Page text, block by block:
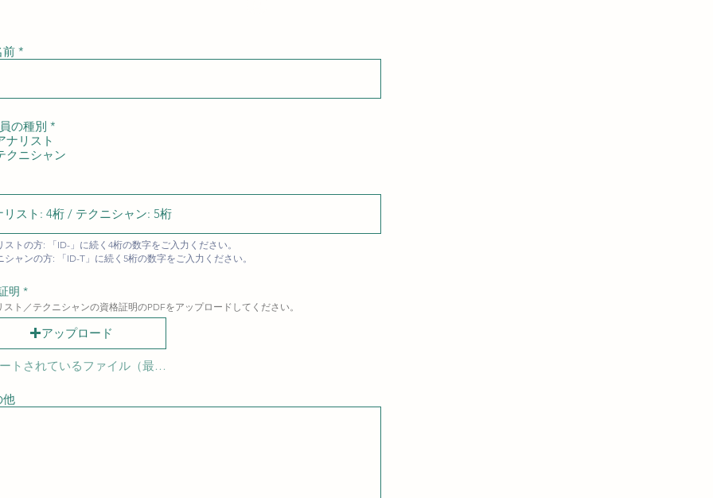
前
の種別 *
ナリスト
クニシャン
アップロード
サポートされているファイル（最大15MB）
他
ストの方: 「ID-」に続く4桁の数字をご入力ください。
シャンの方: 「ID-T」に続く5桁の数字をご入力ください。
明 *
スト／テクニシャンの資格証明のPDFをアップロードしてください。